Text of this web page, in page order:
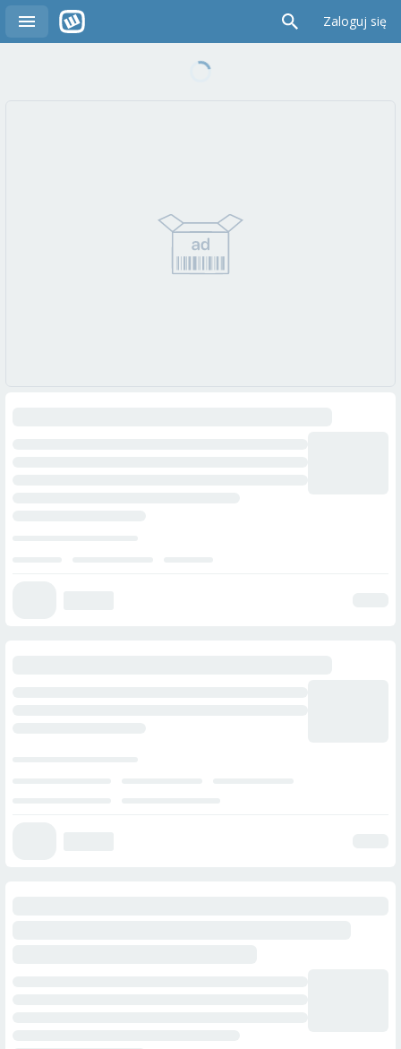
Zaloguj się